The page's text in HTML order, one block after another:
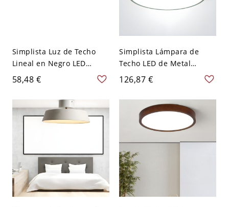
Simplista Luz de Techo
Lineal en Negro LED
Iluminación de Techo de
Metal para Cuarto - Negro
110 A 120 V 49,53 cm
Blanco
58,48 €
Simplista Lámpara de
Techo LED de Metal
Iluminación de Techo de
Tambor para Sala de Estar
- Verde 110 A 120 V 30,48
cm Blanco
126,87 €